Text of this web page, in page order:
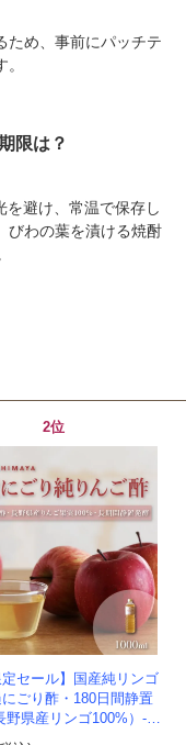
ため、事前にパッチテ
限は？
を避け、常温で保存し
びわの葉を漬ける焼酎
2位
定セール】国産純リンゴ
ごり酢・180日間静置
野県産リンゴ100%）-1
しま屋-
ーポン を
ます！
て ／
ーポン